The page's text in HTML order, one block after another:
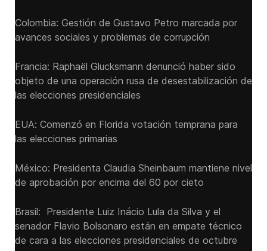
Colombia: Gestión de Gustavo Petro marcada por
avances sociales y problemas de corrupción
Francia: Raphaël Glucksmann denunció haber sido
objeto de una operación rusa de desestabilización de
las elecciones presidenciales
EUA: Comenzó en Florida votación temprana para
las elecciones primarias
México: Presidenta Claudia Sheinbaum mantiene nivel
de aprobación por encima del 60 por cieto
Brasil: Presidente Luiz Inácio Lula da Silva y el
senador Flavio ‌Bolsonaro están en empate técnico
de cara a las ‌elecciones presidenciales de octubre